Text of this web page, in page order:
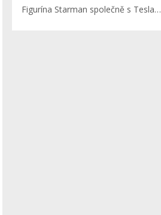
Figurína Starman společně s Tesla…